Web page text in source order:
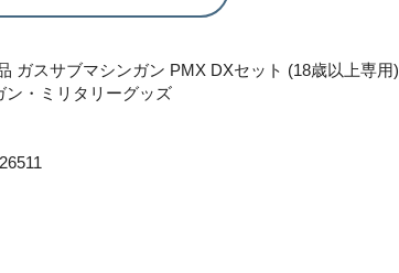
ガスサブマシンガン PMX DXセット (18歳以上専用)
ン・ミリタリーグッズ